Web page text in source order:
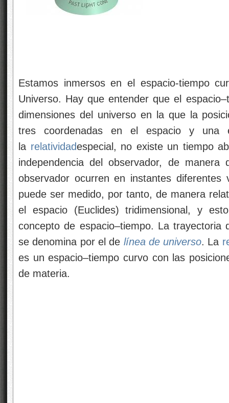
Estamos inmersos en el espacio-tiempo
Universo. Hay que entender que el
dimensiones del universo en la que la
tres coordenadas en el espacio y una
la relatividadespecial, no existe un tiempo
independencia del observador, de
observador ocurren en instantes
puede ser medido, por tanto, de manera
el espacio (Euclides) tridimensional, y
concepto de espacio–tiempo. La trayectoria
se denomina por el de línea de universo. La
es un espacio–tiempo curvo con las
de materia.